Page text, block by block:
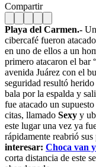
Compartir
Playa del Carmen.-
cibercafé fueron
en uno de ellos a un
primero atacaron el bar
avenida Juárez con el
seguridad resultó
bala por la espalda y
fue atacado un
citas, llamado Sexy y
este lugar una vez ya
rápidamente reabrió sus
interesar: Choca van
corta distancia de este